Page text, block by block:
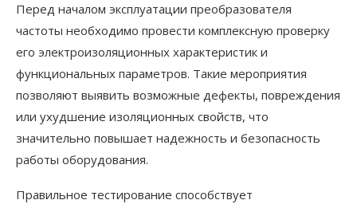
Перед началом эксплуатации преобразователя
частоты необходимо провести комплексную проверку
его электроизоляционных характеристик и
функциональных параметров. Такие мероприятия
позволяют выявить возможные дефекты, повреждения
или ухудшение изоляционных свойств, что
значительно повышает надежность и безопасность
работы оборудования.
Правильное тестирование способствует